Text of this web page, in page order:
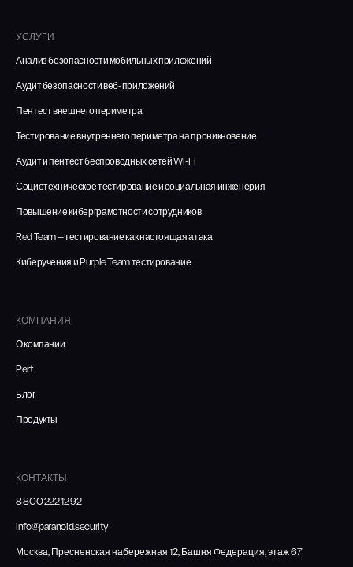
УСЛУГИ
Анализ безопасности мобильных приложений
Аудит безопасности веб-приложений
Пентест внешнего периметра
Тестирование внутреннего периметра на проникновение
Аудит и пентест беспроводных сетей Wi-Fi
Социотехническое тестирование и социальная инженерия
Повышение киберграмотности сотрудников
Red Team — тестирование как настоящая атака
Киберучения и Purple Team тестирование
КОМПАНИЯ
О компании
Pert
Блог
Продукты
КОНТАКТЫ
8 800 222 12 92
info@paranoid.security
Москва, Пресненская набережная 12, Башня Федерация, этаж 67